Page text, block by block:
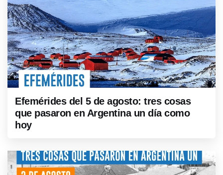
Efemérides del 5 de agosto: tres cosas
que pasaron en Argentina un día como
hoy